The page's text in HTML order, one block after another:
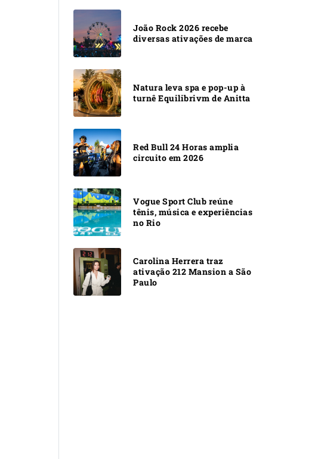
João Rock 2026 recebe
diversas ativações de marca
Natura leva spa e pop-up à
turnê Equilibrivm de Anitta
Red Bull 24 Horas amplia
circuito em 2026
Vogue Sport Club reúne
tênis, música e experiências
no Rio
Carolina Herrera traz
ativação 212 Mansion a São
Paulo